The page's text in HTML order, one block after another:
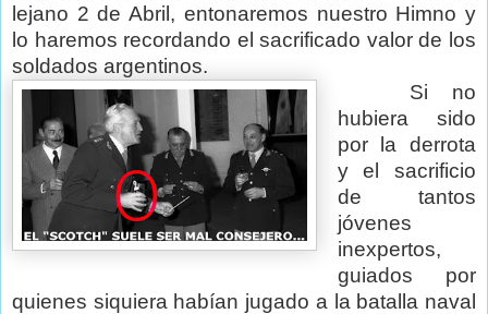
lejano 2 de Abril, entonaremos nuestro Himno y
lo haremos recordando el sacrificado valor de los
soldados argentinos.
Si no
hubiera sido
por la derrota
y el sacrificio
de tantos
jóvenes
inexpertos,
guiados por
quienes siquiera habían jugado a la batalla naval